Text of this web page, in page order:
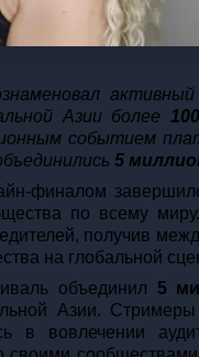
Азии более
событием
5
финалом
по всему
получив
на глобальной
объединил 5
Азии.
в вовлечении